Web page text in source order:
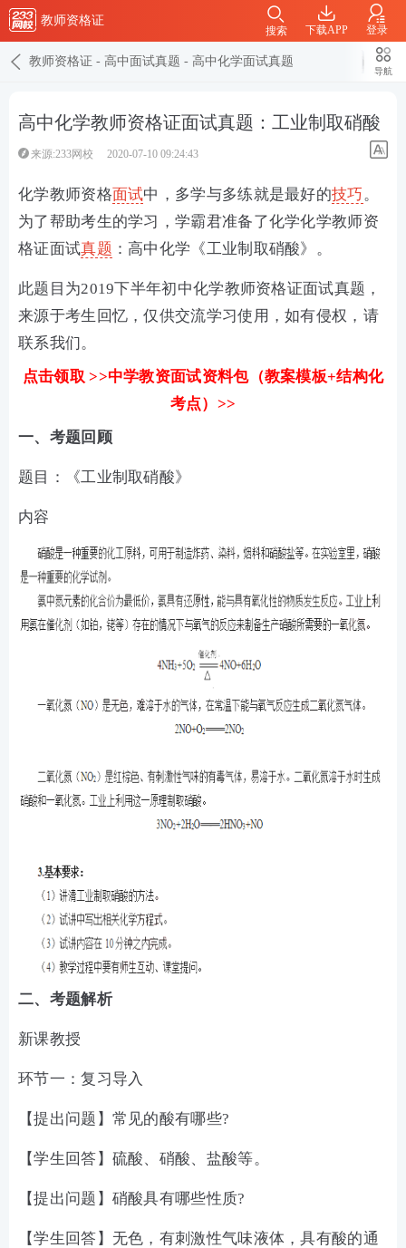
教师资格证
下载APP 登录
搜索
教师资格证 - 高中面试真题 - 高中化学面试真题
导航
高中化学教师资格证面试真题：工业制取硝酸
来源:233网校 2020-07-10 09:24:43
化学教师资格面试中，多学与多练就是最好的技巧。
为了帮助考生的学习，学霸君准备了化学化学教师资
格证面试真题 ：高中化学《工业制取硝酸》。
此题目为2019下半年初中化学教师资格证面试真题，
来源于考生回忆，仅供交流学习使用，如有侵权，请
联系我们。
点击领取 >>中学教资面试资料包（教案模板+结构化
考点）>>
一、考题回顾
题目：《工业制取硝酸》
内容
二、考题解析
新课教授
环节一：复习导入
【提出问题】常见的酸有哪些?
【学生回答】硫酸、硝酸、盐酸等。
【提出问题】硝酸具有哪些性质?
【学生回答】无色，有刺激性气味液体，具有酸的通